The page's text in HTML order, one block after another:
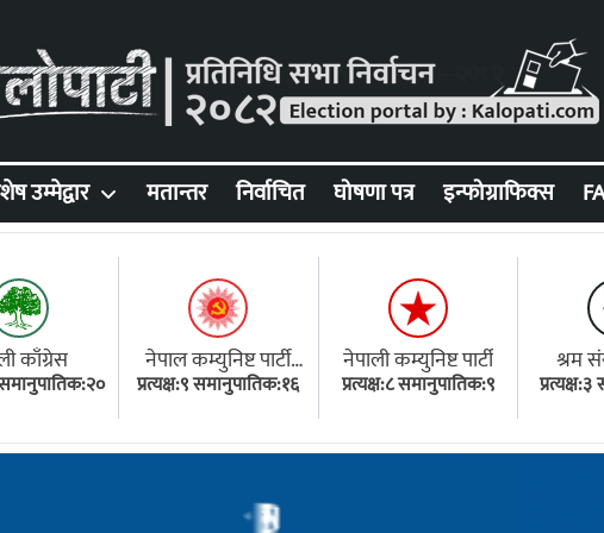
उम्मेद्वार मतान्तर निर्वाचित घोषणा पत्र इन्फोग्राफिक्स
काँग्रेस
समानुपातिक:२०
नेपाल कम्युनिष्ट पार्टी
(एमाले)
प्रत्यक्ष:९ समानुपातिक:१६
नेपाली कम्युनिष्ट पार्टी
प्रत्यक्ष:८ समानुपातिक:९
श्रम